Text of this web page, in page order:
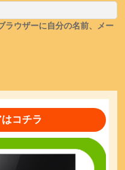
ラウザーに自分の名前、メー
コチラ